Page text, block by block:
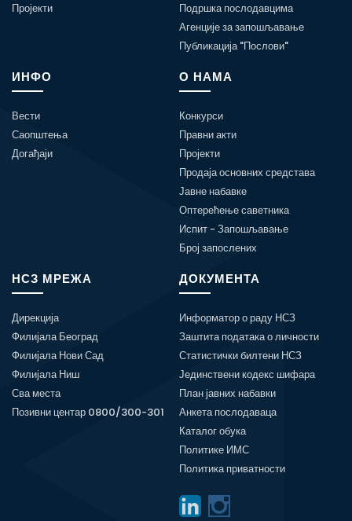
Пројекти
Подршка послодавцима
Агенције за запошљавање
Публикација "Послови"
ИНФО
Вести
Саопштења
Догађаји
О НАМА
Конкурси
Правни акти
Пројекти
Продаја основних средстава
Јавне набавке
Оптерећење саветника
Испит - Запошљавање
Број запослених
НСЗ МРЕЖА
Дирекција
Филијала Београд
Филијала Нови Сад
Филијала Ниш
Сва места
Позивни центар 0800/300-301
ДОКУМЕНТА
Информатор о раду НСЗ
Заштита података о личности
Статистички билтени НСЗ
Јединствени кодекс шифара
План јавних набавки
Анкета послодаваца
Каталог обука
Политике ИМС
Политика приватности